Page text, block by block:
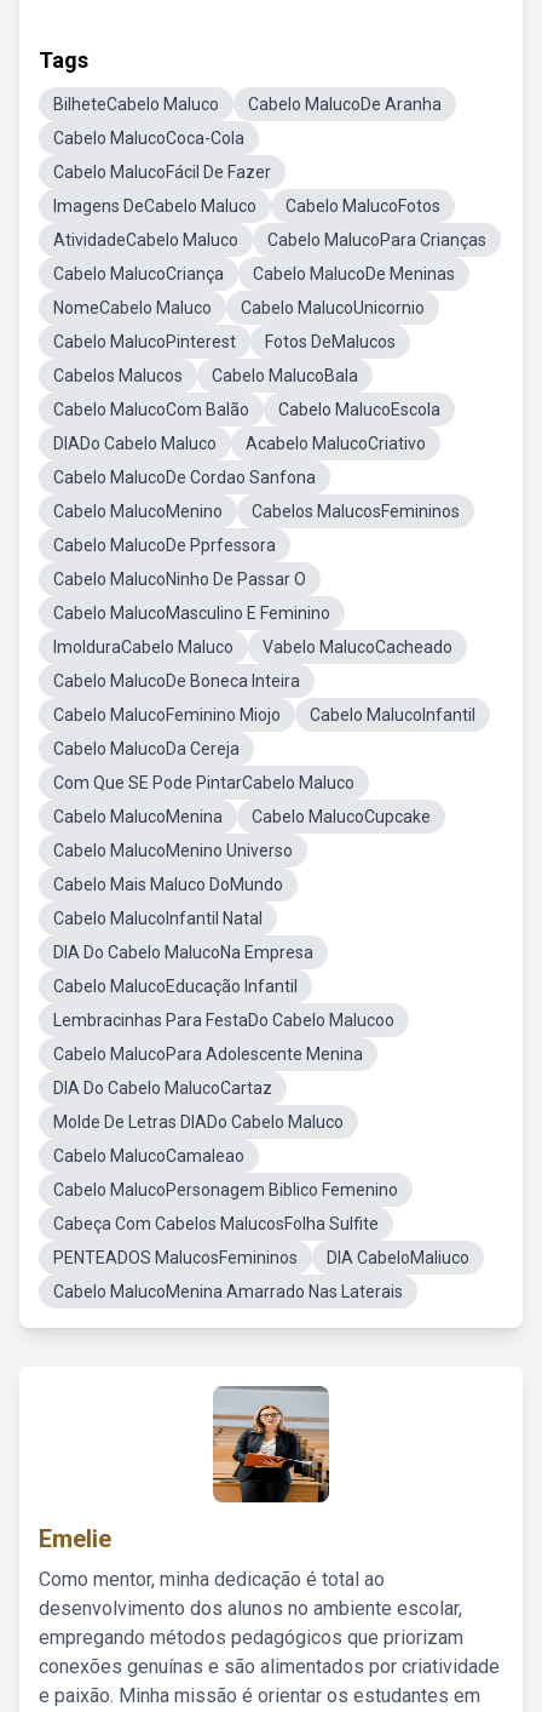
Tags
BilheteCabelo Maluco
Cabelo MalucoDe Aranha
Cabelo MalucoCoca-Cola
Cabelo MalucoFácil De Fazer
Imagens DeCabelo Maluco
Cabelo MalucoFotos
AtividadeCabelo Maluco
Cabelo MalucoPara Crianças
Cabelo MalucoCriança
Cabelo MalucoDe Meninas
NomeCabelo Maluco
Cabelo MalucoUnicornio
Cabelo MalucoPinterest
Fotos DeMalucos
Cabelos Malucos
Cabelo MalucoBala
Cabelo MalucoCom Balão
Cabelo MalucoEscola
DIADo Cabelo Maluco
Acabelo MalucoCriativo
Cabelo MalucoDe Cordao Sanfona
Cabelo MalucoMenino
Cabelos MalucosFemininos
Cabelo MalucoDe Pprfessora
Cabelo MalucoNinho De Passar O
Cabelo MalucoMasculino E Feminino
ImolduraCabelo Maluco
Vabelo MalucoCacheado
Cabelo MalucoDe Boneca Inteira
Cabelo MalucoFeminino Miojo
Cabelo MalucoInfantil
Cabelo MalucoDa Cereja
Com Que SE Pode PintarCabelo Maluco
Cabelo MalucoMenina
Cabelo MalucoCupcake
Cabelo MalucoMenino Universo
Cabelo Mais Maluco DoMundo
Cabelo MalucoInfantil Natal
DIA Do Cabelo MalucoNa Empresa
Cabelo MalucoEducação Infantil
Lembracinhas Para FestaDo Cabelo Malucoo
Cabelo MalucoPara Adolescente Menina
DIA Do Cabelo MalucoCartaz
Molde De Letras DIADo Cabelo Maluco
Cabelo MalucoCamaleao
Cabelo MalucoPersonagem Biblico Femenino
Cabeça Com Cabelos MalucosFolha Sulfite
PENTEADOS MalucosFemininos
DIA CabeloMaliuco
Cabelo MalucoMenina Amarrado Nas Laterais
Emelie
Como mentor, minha dedicação é total ao
desenvolvimento dos alunos no ambiente escolar,
empregando métodos pedagógicos que priorizam
conexões genuínas e são alimentados por criatividade
e paixão. Minha missão é orientar os estudantes em